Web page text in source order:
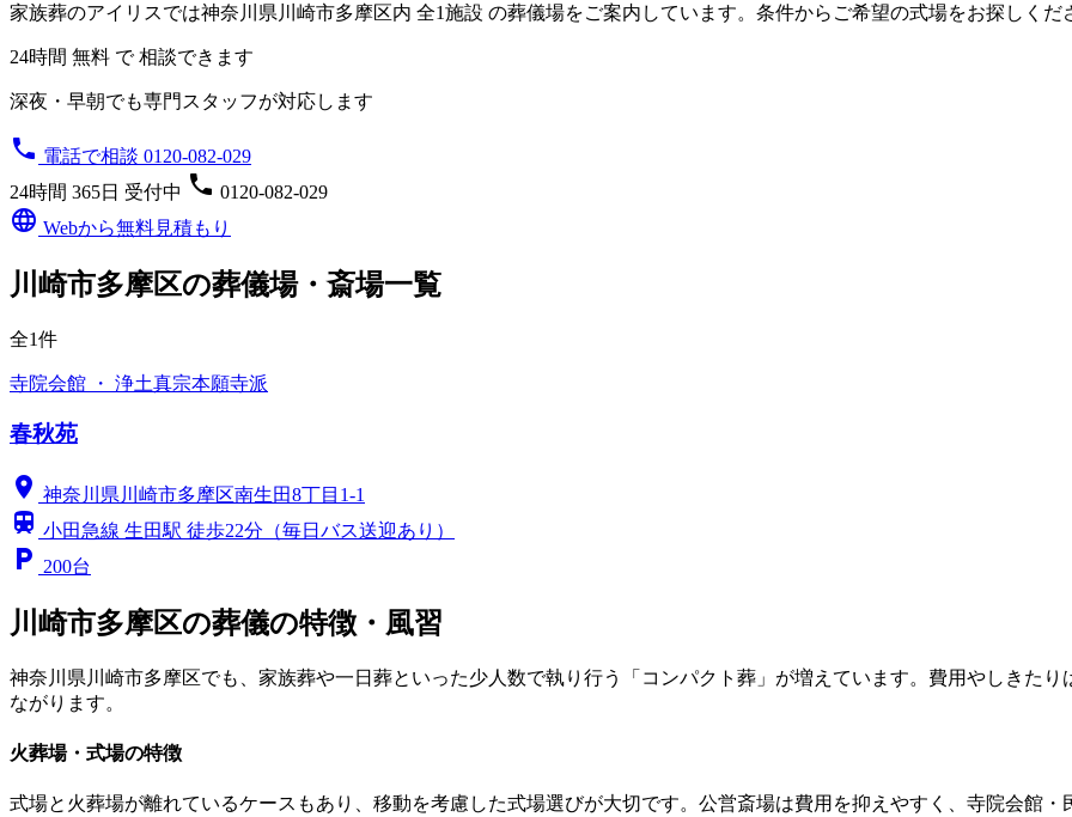
家族葬のアイリスでは神奈川県川崎市多摩区内 全1施設 の葬儀場をご案内しています。条件からご希望の式場をお探しくだ
24時間 無料 で 相談できます
深夜・早朝でも専門スタッフが対応します
phone 電話で相談 0120-082-029
24時間 365日 受付中 phone 0120-082-029
language Webから無料見積もり
川崎市多摩区の葬儀場・斎場一覧
全1件
寺院会館 ・ 浄土真宗本願寺派
春秋苑
location_on 神奈川県川崎市多摩区南生田8丁目1-1
train 小田急線 生田駅 徒歩22分（毎日バス送迎あり）
local_parking 200台
川崎市多摩区の葬儀の特徴・風習
神奈川県川崎市多摩区でも、家族葬や一日葬といった少人数で執り行う「コンパクト葬」が増えています。費用やしきた
ながります。
火葬場・式場の特徴
式場と火葬場が離れているケースもあり、移動を考慮した式場選びが大切です。公営斎場は費用を抑えやすく、寺院会館